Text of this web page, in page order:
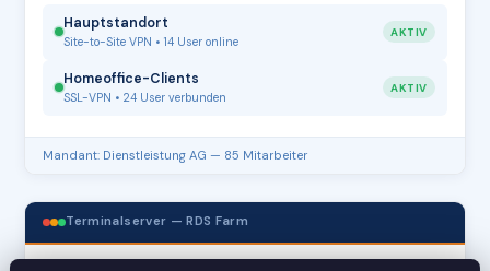
Hauptstandort
Site-to-Site VPN • 14 User online
AKTIV
Homeoffice-Clients
SSL-VPN • 24 User verbunden
AKTIV
Mandant: Dienstleistung AG — 85 Mitarbeiter
Terminalserver — RDS Farm